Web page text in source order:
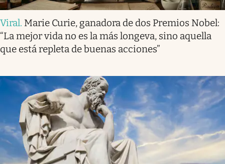
Viral. Marie Curie, ganadora de dos Premios Nobel:
“La mejor vida no es la más longeva, sino aquella
que está repleta de buenas acciones”